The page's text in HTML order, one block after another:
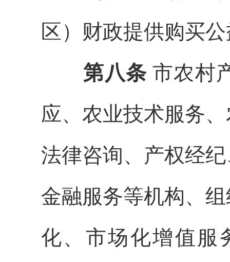
区） 财政提供购买
第八条 市农村
应、农业技术服务
法律咨询、产权经
金融服务等机构、
化、 市场化增值 服